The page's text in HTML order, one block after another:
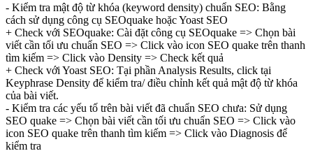
- Kiểm tra mật độ từ khóa (keyword density) chuẩn SEO: Bằng
cách sử dụng công cụ SEOquake hoặc Yoast SEO
+ Check với SEOquake: Cài đặt công cụ SEOquake => Chọn bài
viết cần tối ưu chuẩn SEO => Click vào icon SEO quake trên thanh
tìm kiếm => Click vào Density => Check kết quả
+ Check với Yoast SEO: Tại phần Analysis Results, click tại
Keyphrase Density để kiểm tra/ điều chỉnh kết quả mật độ từ khóa
của bài viết.
- Kiểm tra các yếu tố trên bài viết đã chuẩn SEO chưa: Sử dụng
SEO quake => Chọn bài viết cần tối ưu chuẩn SEO => Click vào
icon SEO quake trên thanh tìm kiếm => Click vào Diagnosis để
kiểm tra